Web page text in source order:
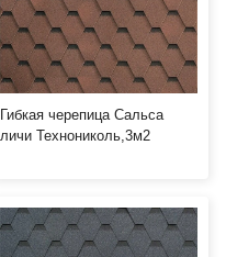
Гибкая черепица Сальса
личи Технониколь,3м2